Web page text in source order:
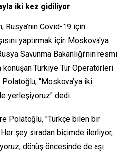
iki kez gidiliyor
Rusya'nın Covid-19 için
yaptırmak için Moskova'ya
Savunma Bakanlığı’nın resmi
konuşan Türkiye Tur Operatörleri
“Moskova’ya iki
yerleşiyoruz" dedi.
Polatoğlu, "Türkçe bilen bir
şey sıradan biçimde ilerliyor,
dönüş öncesinde de aşı